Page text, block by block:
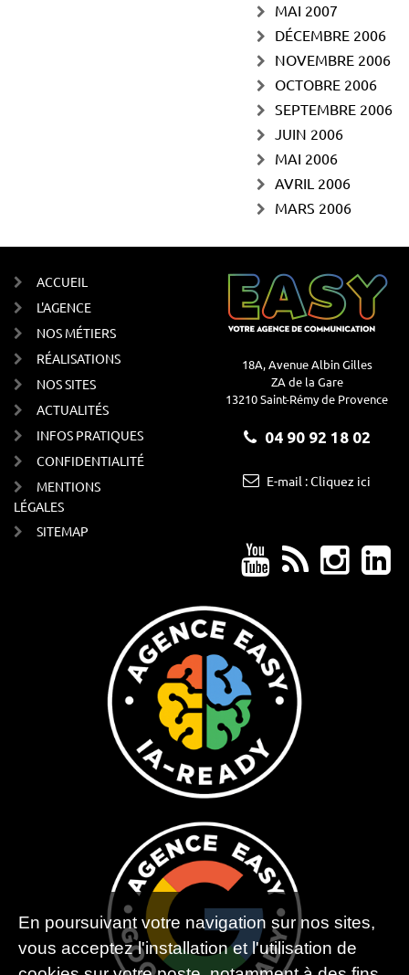
MAI 2007
DÉCEMBRE 2006
NOVEMBRE 2006
OCTOBRE 2006
SEPTEMBRE 2006
JUIN 2006
MAI 2006
AVRIL 2006
MARS 2006
ACCUEIL
L'AGENCE
NOS MÉTIERS
RÉALISATIONS
NOS SITES
ACTUALITÉS
INFOS PRATIQUES
CONFIDENTIALITÉ
MENTIONS
LÉGALES
SITEMAP
18A, Avenue Albin Gilles
ZA de la Gare
13210 Saint-Rémy de Provence
04 90 92 18 02
E-mail : Cliquez ici
En poursuivant votre navigation sur nos sites,
vous acceptez l'installation et l'utilisation de